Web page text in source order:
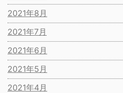
2021年8月
2021年7月
2021年6月
2021年5月
2021年4月